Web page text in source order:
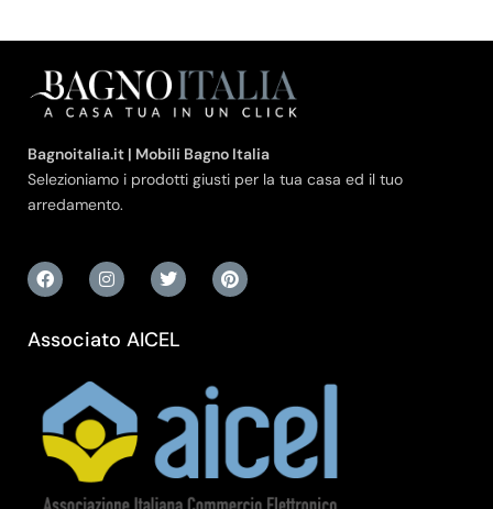
Bagnoitalia.it | Mobili Bagno Italia
Selezioniamo i prodotti giusti per la tua casa ed il tuo
arredamento.
Associato AICEL